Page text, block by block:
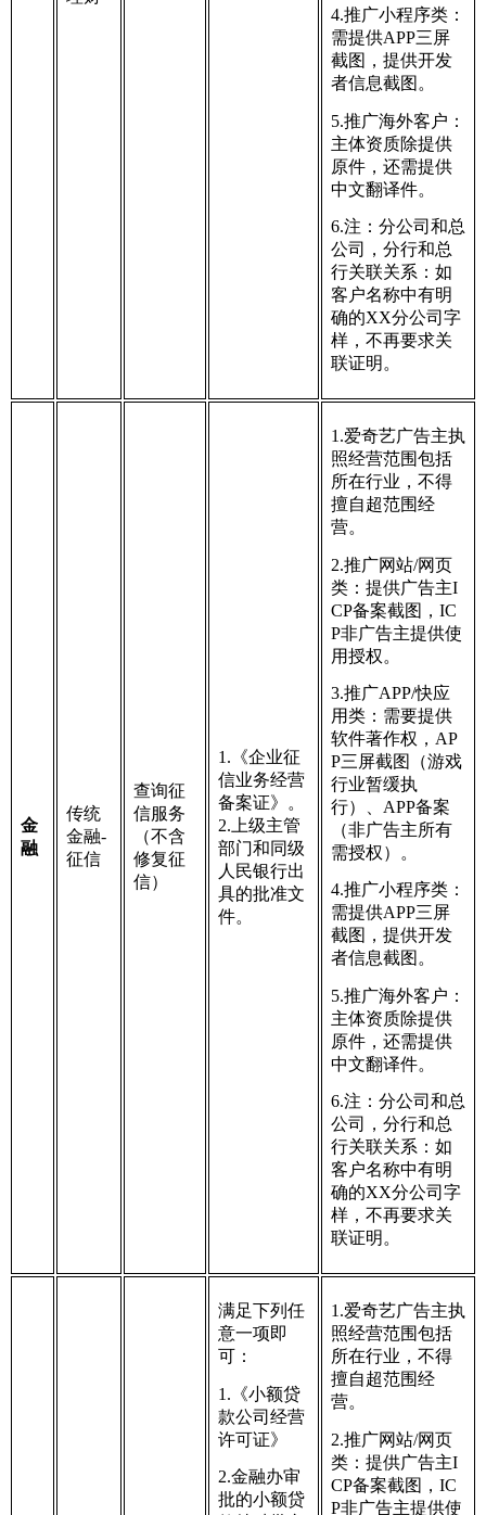
4.推广小程序类：
需提供APP三屏
截图，提供开发
者信息截图。
5.推广海外客户：
主体资质除提供
原件，还需提供
中文翻译件。
6.注：分公司和总
公司，分行和总
行关联关系：如
客户名称中有明
确的XX分公司字
样，不再要求关
联证明。
金
融
传统
金融-
征信
查询征
信服务
（不含
修复征
信）
1.《企业征
信业务经营
备案证》。
2.上级主管
部门和同级
人民银行出
具的批准文
件。
1.爱奇艺广告主执
照经营范围包括
所在行业，不得
擅自超范围经
营。
2.推广网站/网页
类：提供广告主I
CP备案截图，IC
P非广告主提供使
用授权。
3.推广APP/快应
用类：需要提供
软件著作权，AP
P三屏截图（游戏
行业暂缓执
行）、APP备案
（非广告主所有
需授权）。
4.推广小程序类：
需提供APP三屏
截图，提供开发
者信息截图。
5.推广海外客户：
主体资质除提供
原件，还需提供
中文翻译件。
6.注：分公司和总
公司，分行和总
行关联关系：如
客户名称中有明
确的XX分公司字
样，不再要求关
联证明。
满足下列任
意一项即
可：
1.《小额贷
款公司经营
许可证》
2.金融办审
批的小额贷
1.爱奇艺广告主执
照经营范围包括
所在行业，不得
擅自超范围经
营。
2.推广网站/网页
类：提供广告主I
CP备案截图，IC
P非广告主提供使